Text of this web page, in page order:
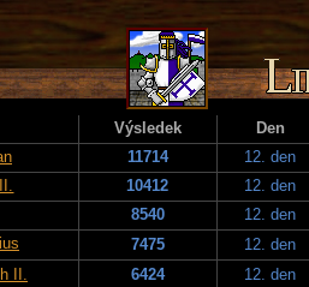
Výsledek
Den
11714
12. den
10412
12. den
8540
12. den
7475
12. den
II. 6424
12. den